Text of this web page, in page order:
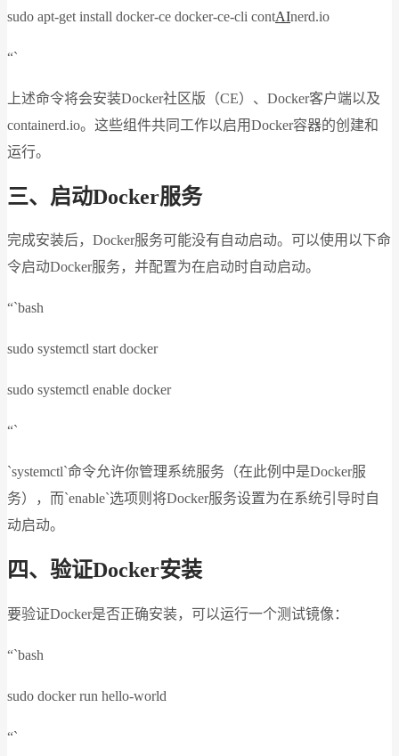
sudo apt-get install docker-ce docker-ce-cli contAInerd.io
“`
上述命令将会安装Docker社区版（CE）、Docker客户端以及
containerd.io。这些组件共同工作以启用Docker容器的创建和
运行。
三、启动Docker服务
完成安装后，Docker服务可能没有自动启动。可以使用以下命
令启动Docker服务，并配置为在启动时自动启动。
“`bash
sudo systemctl start docker
sudo systemctl enable docker
“`
`systemctl`命令允许你管理系统服务（在此例中是Docker服
务），而`enable`选项则将Docker服务设置为在系统引导时自
动启动。
四、验证Docker安装
要验证Docker是否正确安装，可以运行一个测试镜像：
“`bash
sudo docker run hello-world
“`